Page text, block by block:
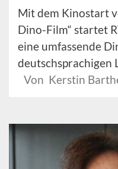
Mit dem Kinostart
Dino-Film“ startet
eine umfassende
deutschsprachigen
Von Kerstin